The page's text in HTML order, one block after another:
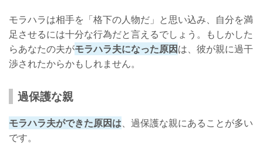
モラハラは相手を「格下の人物だ」と思い込み、自分を満
足させるには十分な行為だと言えるでしょう。もしかした
らあなたの夫がモラハラ夫になった原因は、彼が親に過干
渉されたからかもしれません。
過保護な親
モラハラ夫ができた原因は、過保護な親にあることが多い
です。